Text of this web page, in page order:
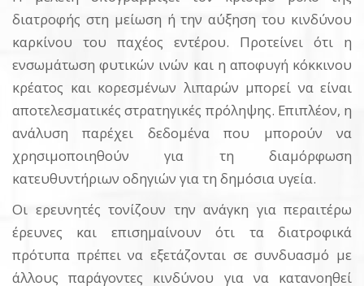
διατροφής στη μείωση ή την αύξηση του κινδύνου
καρκίνου του παχέος εντέρου. Προτείνει ότι η
ενσωμάτωση φυτικών ινών και η αποφυγή κόκκινου
κρέατος και κορεσμένων λιπαρών μπορεί να είναι
αποτελεσματικές στρατηγικές πρόληψης. Επιπλέον, η
ανάλυση παρέχει δεδομένα που μπορούν να
χρησιμοποιηθούν για τη διαμόρφωση
κατευθυντήριων οδηγιών για τη δημόσια υγεία.
Οι ερευνητές τονίζουν την ανάγκη για περαιτέρω
έρευνες και επισημαίνουν ότι τα διατροφικά
πρότυπα πρέπει να εξετάζονται σε συνδυασμό με
άλλους παράγοντες κινδύνου για να κατανοηθεί